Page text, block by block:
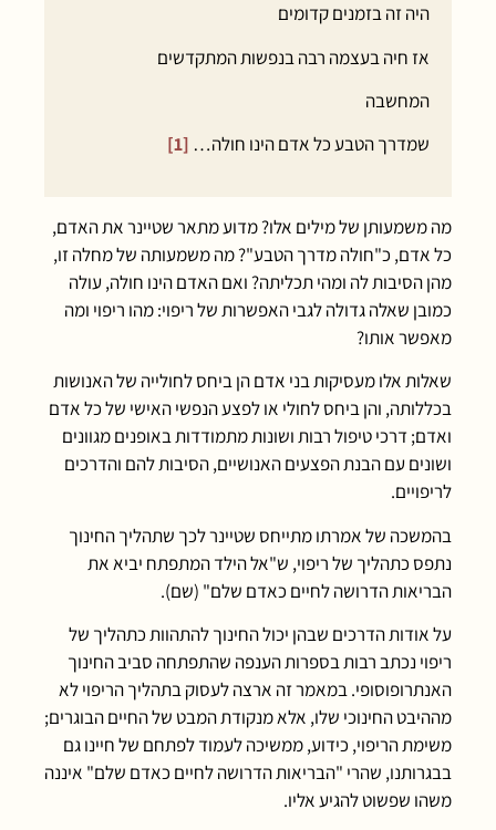
היה זה בזמנים קדומים
אז חיה בעצמה רבה בנפשות המתקדשים
המחשבה
שמדרך הטבע כל אדם הינו חולה… [1]
מה משמעותן של מילים אלו? מדוע מתאר שטיינר את האדם,
כל אדם, כ"חולה מדרך הטבע"? מה משמעותה של מחלה זו,
מהן הסיבות לה ומהי תכליתה? ואם האדם הינו חולה, עולה
כמובן שאלה גדולה לגבי האפשרות של ריפוי: מהו ריפוי ומה
מאפשר אותו?
שאלות אלו מעסיקות בני אדם הן ביחס לחולייה של האנושות
בכללותה, והן ביחס לחולי או לפצע הנפשי האישי של כל אדם
ואדם; דרכי טיפול רבות ושונות מתמודדות באופנים מגוונים
ושונים עם הבנת הפצעים האנושיים, הסיבות להם והדרכים
לריפויים.
בהמשכה של אמרתו מתייחס שטיינר לכך שתהליך החינוך
נתפס כתהליך של ריפוי, ש"אל הילד המתפתח יביא את
הבריאות הדרושה לחיים כאדם שלם" (שם).
על אודות הדרכים שבהן יכול החינוך להתהוות כתהליך של
ריפוי נכתב רבות בספרות הענפה שהתפתחה סביב החינוך
האנתרופוסופי. במאמר זה ארצה לעסוק בתהליך הריפוי לא
מההיבט החינוכי שלו, אלא מנקודת המבט של החיים הבוגרים;
משימת הריפוי, כידוע, ממשיכה לעמוד לפתחם של חיינו גם
בבגרותנו, שהרי "הבריאות הדרושה לחיים כאדם שלם" איננה
משהו שפשוט להגיע אליו.